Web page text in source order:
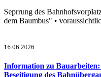
Seprrung des
dem Baumbus" •
16.06.2026
Information zu
Beseitigung des